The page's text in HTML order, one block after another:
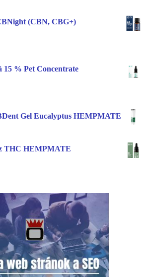
(CBN, CBG+)
15 % Pet Concentrate
Gel Eucalyptus HEMPMATE
THC HEMPMATE